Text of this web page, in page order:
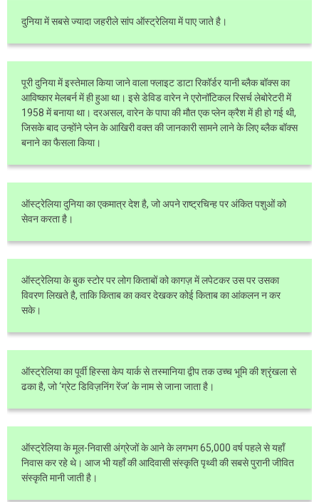
दुनिया में सबसे ज्यादा जहरीले सांप ऑस्ट्रेलिया में पाए जाते है।
पूरी दुनिया में इस्तेमाल किया जाने वाला फ्लाइट डाटा रिकॉर्डर यानी ब्लैक बॉक्स का
आविष्कार मेलबर्न में ही हुआ था। इसे डेविड वारेन ने एरोनॉटिकल रिसर्च लेबोरेटरी में
1958 में बनाया था। दरअसल, वारेन के पापा की मौत एक प्लेन क्रैश में ही हो गई थी,
जिसके बाद उन्होंने प्लेन के आखिरी वक्त की जानकारी सामने लाने के लिए ब्लैक बॉक्स
बनाने का फैसला किया।
ऑस्ट्रेलिया दुनिया का एकमात्र देश है, जो अपने राष्ट्रचिन्ह पर अंकित पशुओं को
सेवन करता है।
ऑस्ट्रेलिया के बुक स्टोर पर लोग किताबों को कागज़ में लपेटकर उस पर उसका
विवरण लिखते है, ताकि किताब का कवर देखकर कोई किताब का आंकलन न कर
सके।
ऑस्ट्रेलिया का पूर्वी हिस्सा केप यार्क से तस्मानिया द्वीप तक उच्च भूमि की श्रृंखला से
ढका है, जो ‘ग्रेट डिविज़निंग रेंज’ के नाम से जाना जाता है।
ऑस्ट्रेलिया के मूल-निवासी अंग्रेजों के आने के लगभग 65,000 वर्ष पहले से यहाँ
निवास कर रहे थे। आज भी यहाँ की आदिवासी संस्कृति पृथ्वी की सबसे पुरानी जीवित
संस्कृति मानी जाती है।